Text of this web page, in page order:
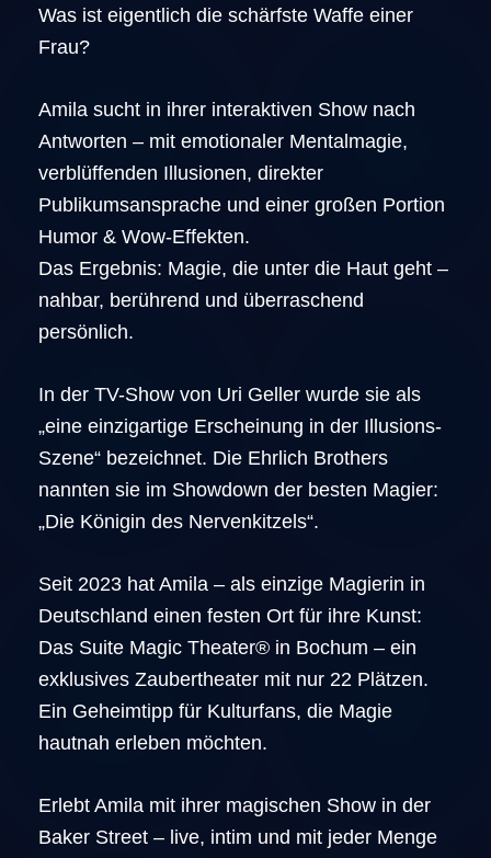
Was ist eigentlich die schärfste Waffe einer
Frau?
Amila sucht in ihrer interaktiven Show nach
Antworten – mit emotionaler Mentalmagie,
verblüffenden Illusionen, direkter
Publikumsansprache und einer großen Portion
Humor & Wow-Effekten.
Das Ergebnis: Magie, die unter die Haut geht –
nahbar, berührend und überraschend
persönlich.
In der TV-Show von Uri Geller wurde sie als
„eine einzigartige Erscheinung in der Illusions-
Szene“ bezeichnet. Die Ehrlich Brothers
nannten sie im Showdown der besten Magier:
„Die Königin des Nervenkitzels“.
Seit 2023 hat Amila – als einzige Magierin in
Deutschland einen festen Ort für ihre Kunst:
Das Suite Magic Theater® in Bochum – ein
exklusives Zaubertheater mit nur 22 Plätzen.
Ein Geheimtipp für Kulturfans, die Magie
hautnah erleben möchten.
Erlebt Amila mit ihrer magischen Show in der
Baker Street – live, intim und mit jeder Menge